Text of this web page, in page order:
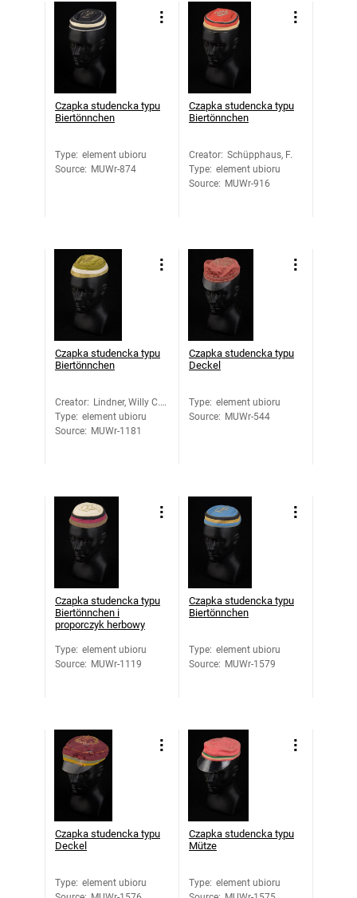
Czapka studencka typu
Biertönnchen
Type: element ubioru
Source: MUWr-874
Czapka studencka typu
Biertönnchen
Creator: Schüpphaus, F.
Type: element ubioru
Source: MUWr-916
Czapka studencka typu
Biertönnchen
Creator: Lindner, Willy C.
B.
Type: element ubioru
Source: MUWr-1181
Czapka studencka typu
Deckel
Type: element ubioru
Source: MUWr-544
Czapka studencka typu
Biertönnchen i
proporczyk herbowy
Type: element ubioru
Source: MUWr-1119
Czapka studencka typu
Biertönnchen
Type: element ubioru
Source: MUWr-1579
Czapka studencka typu
Deckel
Type: element ubioru
Czapka studencka typu
Mütze
Type: element ubioru